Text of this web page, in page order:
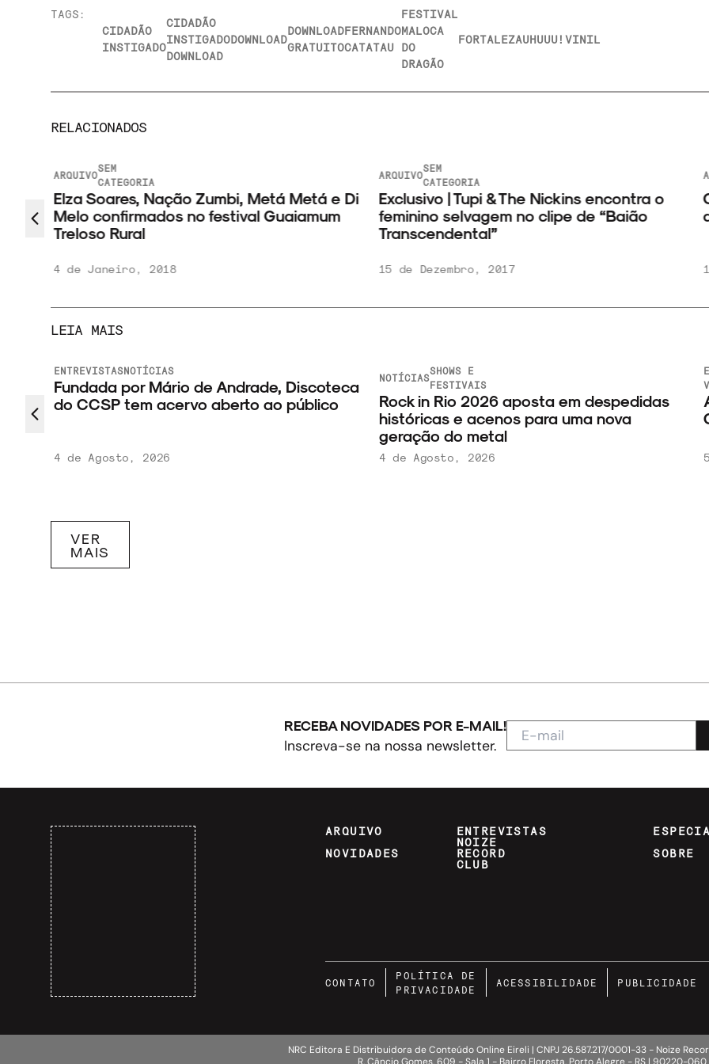
TAGS:
CIDADÃO
INSTIGADO
CIDADÃO
INSTIGADO
DOWNLOAD
DOWNLOAD
DOWNLOAD
GRATUITO
FERNANDO
CATATAU
FESTIVAL
MALOCA
DO
DRAGÃO
FORTALEZAUHUUU! VINIL
RELACIONADOS
ARQUIVO
SEM
CATEGORIA
Elza Soares, Nação Zumbi, Metá Metá e Di
Melo confirmados no festival Guaiamum
Treloso Rural
4 de Janeiro, 2018
ARQUIVO
SEM
CATEGORIA
Exclusivo | Tupi & The Nickins encontra o
feminino selvagem no clipe de “Baião
Transcendental”
15 de Dezembro, 2017
LEIA MAIS
ENTREVISTASNOTÍCIAS
Fundada por Mário de Andrade, Discoteca
do CCSP tem acervo aberto ao público
4 de Agosto, 2026
NOTÍCIAS
SHOWS E
FESTIVAIS
Rock in Rio 2026 aposta em despedidas
históricas e acenos para uma nova
geração do metal
4 de Agosto, 2026
VER
MAIS
RECEBA NOVIDADES POR E-MAIL!
Inscreva-se na nossa newsletter.
ARQUIVO ENTREVISTAS
NOVIDADES
NOIZE
RECORD
CLUB
SOBRE
CONTATO
POLÍTICA DE
PRIVACIDADE
ACESSIBILIDADE PUBLICIDADE
NRC Editora E Distribuidora de Conteúdo Online Eireli | CNPJ 26.587.217/0001-33 - Noize